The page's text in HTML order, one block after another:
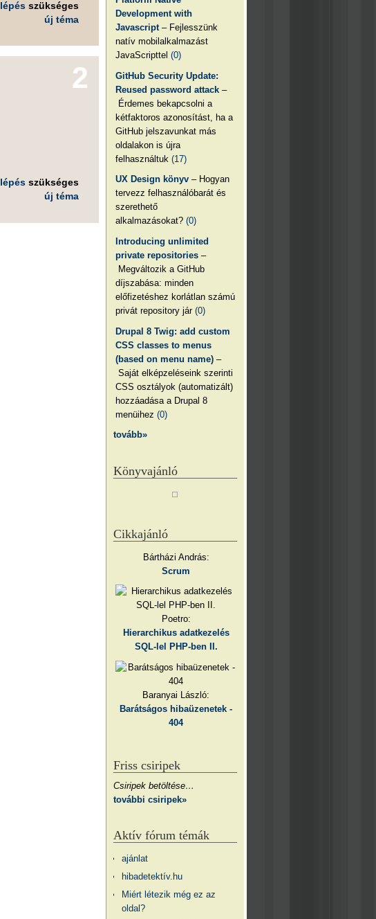
szükséges
új téma
2
szükséges
új téma
Development with
Javascript – Fejlesszünk
natív mobilalkalmazást
JavaScripttel(0)
GitHub Security Update:
Reused password attack –
Érdemes bekapcsolni a
kétfaktoros azonosítást, ha a
GitHub jelszavunkat más
oldalakon is újra
felhasználtuk(17)
UX Design könyv – Hogyan
tervezz felhasználóbarát és
szerethető
alkalmazásokat?(0)
Introducing unlimited
private repositories –
Megváltozik a GitHub
díjszabása: minden
előfizetéshez korlátlan számú
privát repository jár(0)
Drupal 8 Twig: add custom
CSS classes to menus
(based on menu name) –
Saját elképzeléseink szerinti
CSS osztályok (automatizált)
hozzáadása a Drupal 8
menüihez(0)
tovább»
Könyvajánló
Cikkajánló
Bártházi András:
Scrum
Poetro:
Hierarchikus adatkezelés
SQL-lel PHP-ben II.
Baranyai László:
Barátságos hibaüzenetek -
404
Friss csiripek
Csiripek betöltése…
további csiripek»
Aktív fórum témák
ajánlat
hibadetektív.hu
Miért létezik még ez az
oldal?